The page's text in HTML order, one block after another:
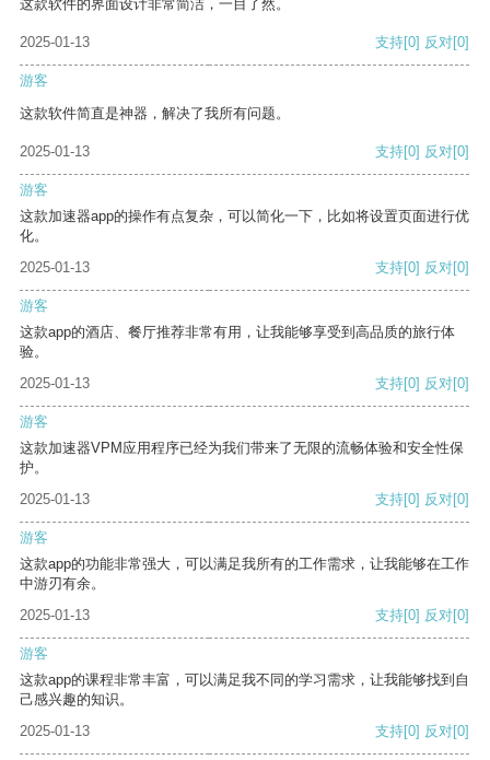
这款软件的界面设计非常简洁，一目了然。
2025-01-13 支持[0] 反对[0]
游客
这款软件简直是神器，解决了我所有问题。
2025-01-13 支持[0] 反对[0]
游客
这款加速器app的操作有点复杂，可以简化一下，比如将设置页面进行优
化。
2025-01-13
支持[0] 反对[0]
游客
这款app的酒店、餐厅推荐非常有用，让我能够享受到高品质的旅行体
验。
2025-01-13
支持[0] 反对[0]
游客
这款加速器VPM应用程序已经为我们带来了无限的流畅体验和安全性保
护。
2025-01-13
支持[0] 反对[0]
游客
这款app的功能非常强大，可以满足我所有的工作需求，让我能够在工作
中游刃有余。
2025-01-13
支持[0] 反对[0]
游客
这款app的课程非常丰富，可以满足我不同的学习需求，让我能够找到自
己感兴趣的知识。
2025-01-13
支持[0] 反对[0]